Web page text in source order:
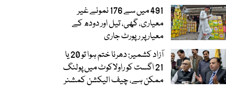
491 میں سے 176 نمونے غیر
معیاری، گھی، تیل اور دودھ کے
معیار پر رپورٹ جاری
آزاد کشمیر: دھرنا ختم ہوا تو 20 یا
21 اگست کو راولاکوٹ میں پولنگ
ممکن ہے، چیف الیکشن کمشنر